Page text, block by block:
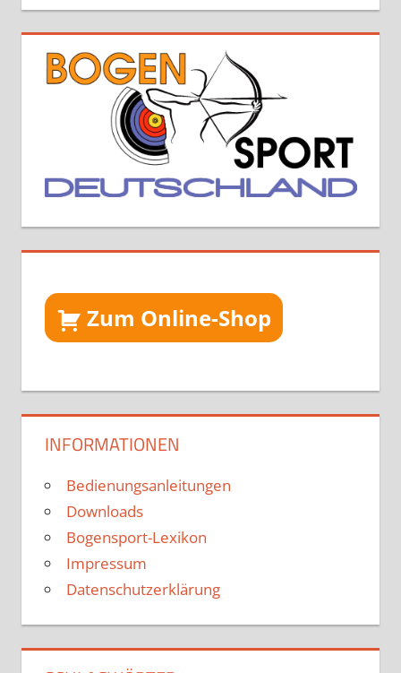
Zum Online-Shop
INFORMATIONEN
Bedienungsanleitungen
Downloads
Bogensport-Lexikon
Impressum
Datenschutzerklärung